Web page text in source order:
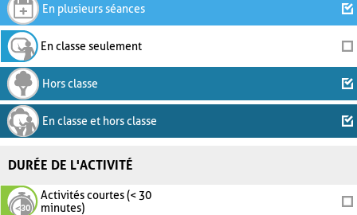
En plusieurs séances
En classe seulement
Hors classe
En classe et hors classe
DURÉE DE L'ACTIVITÉ
Activités courtes (< 30
minutes)